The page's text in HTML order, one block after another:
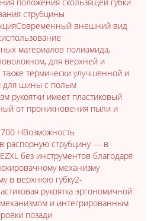
струбцины
внешний вид
материалов полиамида,
для верхней и
термически улучшенной и
для шины с полым
рукоятки имеет пластиковый
от проникновения пыли и
НВозможность
распорную струбцину — в
без инструментов благодаря
механизму
в верхнюю губку2-
рукоятка эргономичной
и интегрированным
позади